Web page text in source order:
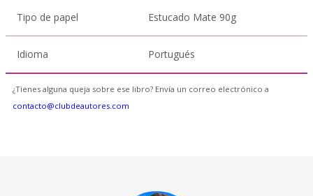
Tipo de papel Estucado Mate 90g
Idioma Portugués
¿Tienes alguna queja sobre ese libro? Envía un correo electrónico a
contacto@clubdeautores.com